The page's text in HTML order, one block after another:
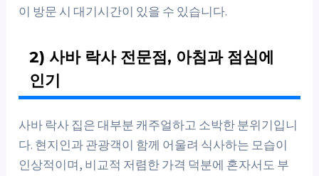
이 방문 시 대기시간이 있을 수 있습니다.
2) 사바 락사 전문점, 아침과 점심에
인기
사바 락사 집은 대부분 캐주얼하고 소박한 분위기입니
다. 현지인과 관광객이 함께 어울려 식사하는 모습이
인상적이며, 비교적 저렴한 가격 덕분에 혼자서도 부